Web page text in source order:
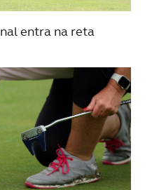
entra na reta